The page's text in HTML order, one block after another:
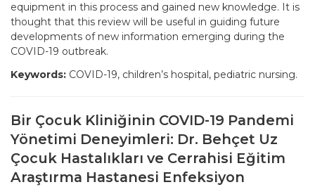
equipment in this process and gained new knowledge. It is
thought that this review will be useful in guiding future
developments of new information emerging during the
COVID-19 outbreak.
Keywords: COVID-19, children’s hospital, pediatric nursing.
Bir Çocuk Kliniğinin COVID-19 Pandemi
Yönetimi Deneyimleri: Dr. Behçet Uz
Çocuk Hastalıkları ve Cerrahisi Eğitim
Araştırma Hastanesi Enfeksiyon